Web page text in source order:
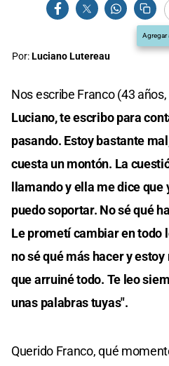
Agregar
Por:Luciano Lutereau
Nos escribe Franco (43
Luciano, te escribo para
pasando. Estoy bastante
cuesta un montón. La
llamando y ella me dice que
puedo soportar. No sé qué
Le prometí cambiar en todo
no sé qué más hacer y
que arruiné todo. Te leo
unas palabras tuyas".
Querido Franco, qué